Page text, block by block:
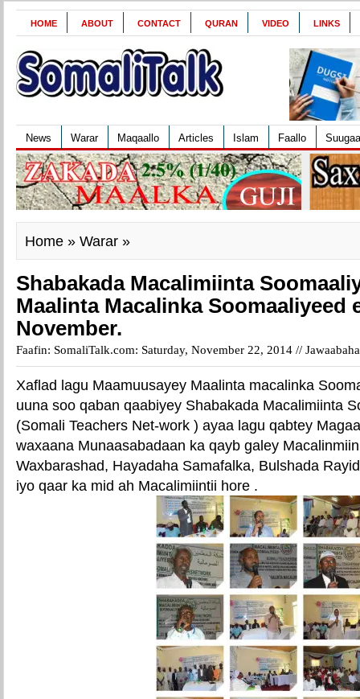
HOME ABOUT CONTACT QURAN VIDEO LINKS
News Warar Maqaallo Articles Islam Faallo
Home » Warar »
Shabakada Macalimiinta
Maalinta Macalinka Soomaaliyeed
November.
Faafin: SomaliTalk.com: Saturday, November 22, 2014 //
Xaflad lagu Maamuusayey Maalinta macalinka
uuna soo qaban qaabiyey Shabakada Macalimiinta
(Somali Teachers Net-work ) ayaa lagu qabtey
waxaana Munaasabadaan ka qayb galey
Waxbarashad, Hayadaha Samafalka, Bulshada
iyo qaar ka mid ah Macalimiintii hore .